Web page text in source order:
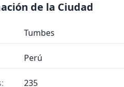
de la Ciudad
Tumbes
Perú
235